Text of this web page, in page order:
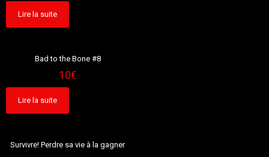
Lire la suite
Bad to the Bone #8
10€
Lire la suite
Survivre! Perdre sa vie à la gagner